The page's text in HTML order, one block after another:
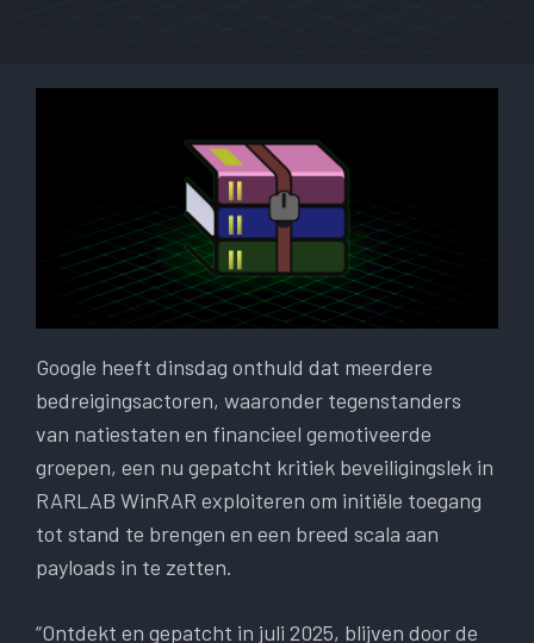
Google heeft dinsdag onthuld dat meerdere
bedreigingsactoren, waaronder tegenstanders
van natiestaten en financieel gemotiveerde
groepen, een nu gepatcht kritiek beveiligingslek in
RARLAB WinRAR exploiteren om initiële toegang
tot stand te brengen en een breed scala aan
payloads in te zetten.
“Ontdekt en gepatcht in juli 2025, blijven door de